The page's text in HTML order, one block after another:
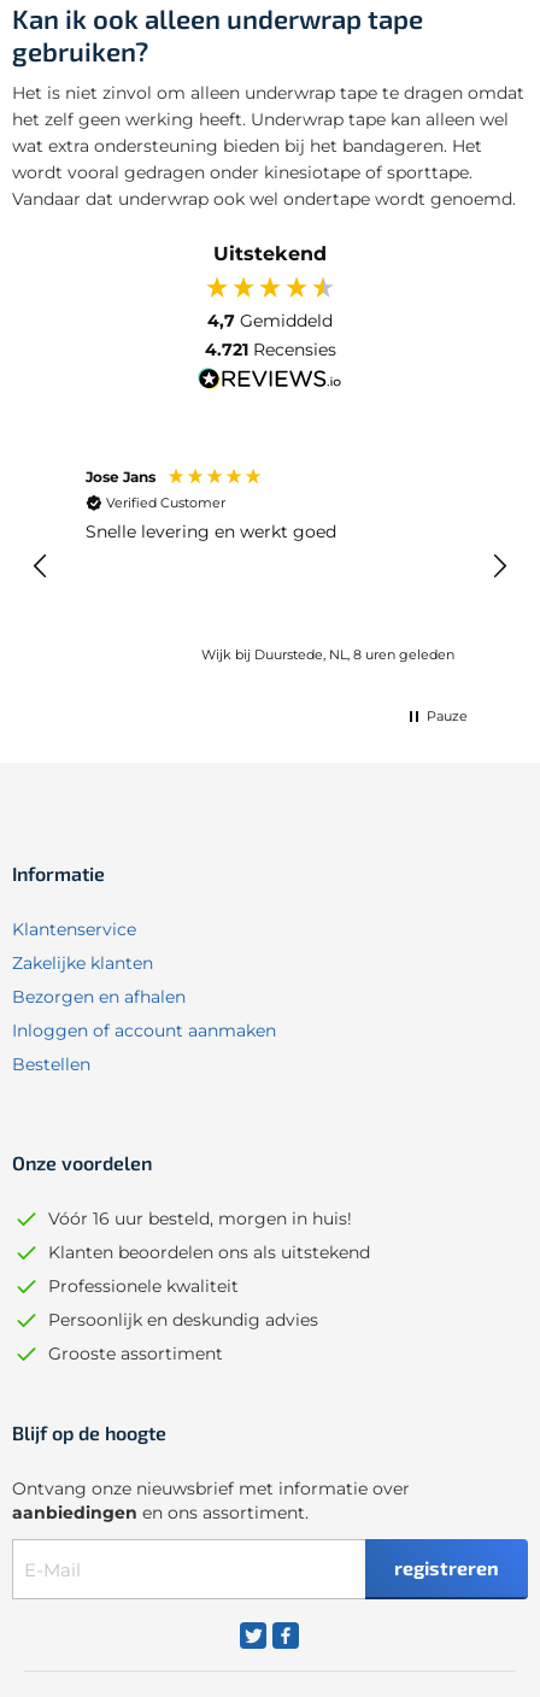
Kan ik ook alleen underwrap tape
gebruiken?
Het is niet zinvol om alleen underwrap tape te dragen omdat
het zelf geen werking heeft. Underwrap tape kan alleen wel
wat extra ondersteuning bieden bij het bandageren. Het
wordt vooral gedragen onder kinesiotape of sporttape.
Vandaar dat underwrap ook wel ondertape wordt genoemd.
Uitstekend
4,7 Gemiddeld
4.721 Recensies
Jose Jans
Verified Customer
Snelle levering en werkt goed
Wijk bij Duurstede, NL, 8 uren geleden
Pauze
Informatie
Klantenservice
Zakelijke klanten
Bezorgen en afhalen
Inloggen of account aanmaken
Bestellen
Onze voordelen
Vóór 16 uur besteld, morgen in huis!
Klanten beoordelen ons als uitstekend
Professionele kwaliteit
Persoonlijk en deskundig advies
Grooste assortiment
Blijf op de hoogte
Ontvang onze nieuwsbrief met informatie over
aanbiedingen en ons assortiment.
registreren